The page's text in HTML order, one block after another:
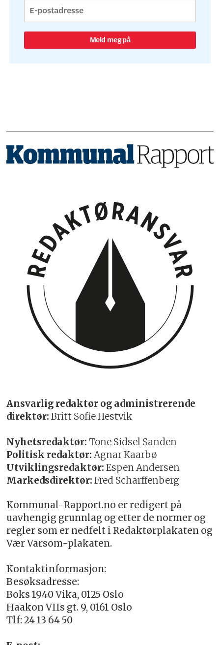
Meld meg på
Ansvarlig redaktør og administrerende
direktør: Britt Sofie Hestvik
Nyhetsredaktør: Tone Sidsel Sanden
Politisk redaktør: Agnar Kaarbø
Utviklingsredaktør: Espen Andersen
Markedsdirektør: Fred Scharffenberg
Kommunal-Rapport.no er redigert på
uavhengig grunnlag og etter de normer og
regler som er nedfelt i Redaktørplakaten og
Vær Varsom-plakaten.
Kontaktinformasjon:
Besøksadresse:
Boks 1940 Vika, 0125 Oslo
Haakon VIIs gt. 9, 0161 Oslo
Tlf: 24 13 64 50